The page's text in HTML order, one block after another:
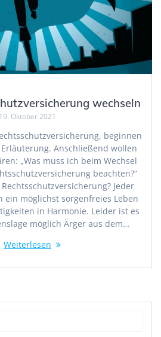
wechseln
19. Oktober 2021
beginnen
Anschließend wollen
„Was muss ich beim Wechsel
beachten?“
Jeder
ein möglichst sorgenfreies Leben
in Harmonie. Leider ist es
möglich Ärger aus dem…
Weiterlesen